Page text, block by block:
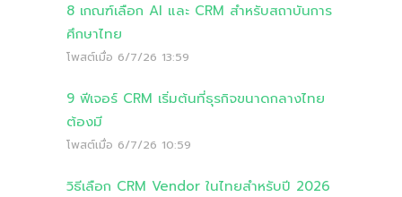
8 เกณฑ์เลือก AI และ CRM สำหรับสถาบันการ
ศึกษาไทย
โพสต์เมื่อ 6/7/26 13:59
9 ฟีเจอร์ CRM เริ่มต้นที่ธุรกิจขนาดกลางไทย
ต้องมี
โพสต์เมื่อ 6/7/26 10:59
วิธีเลือก CRM Vendor ในไทยสำหรับปี 2026